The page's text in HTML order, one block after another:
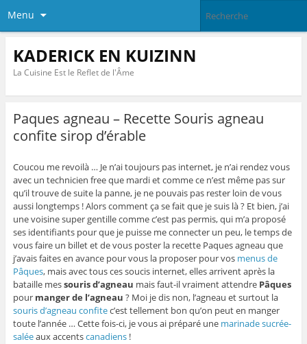
Menu
KADERICK EN KUIZINN
La Cuisine Est le Reflet de l'Âme
Paques agneau – Recette Souris agneau
confite sirop d’érable
Coucou me revoilà … Je n’ai toujours pas internet, je n’ai rendez vous
avec un technicien free que mardi et comme ce n’est même pas sur
qu’il trouve de suite la panne, je ne pouvais pas rester loin de vous
aussi longtemps ! Alors comment ça se fait que je suis là ? Et bien, j’ai
une voisine super gentille comme c’est pas permis, qui m’a proposé
ses identifiants pour que je puisse me connecter un peu, le temps de
vous faire un billet et de vous poster la recette Paques agneau que
j’avais faites en avance pour vous la proposer pour vosmenus de
Pâques, mais avec tous ces soucis internet, elles arrivent après la
bataille messouris d’agneau mais faut-il vraiment attendre Pâques
pour manger de l’agneau ? Moi je dis non, l’agneau et surtout la
souris d’agneau confitec’est tellement bon qu’on peut en manger
toute l’année … Cette fois-ci, je vous ai préparé une marinadesucrée-
saléeaux accentscanadiens!